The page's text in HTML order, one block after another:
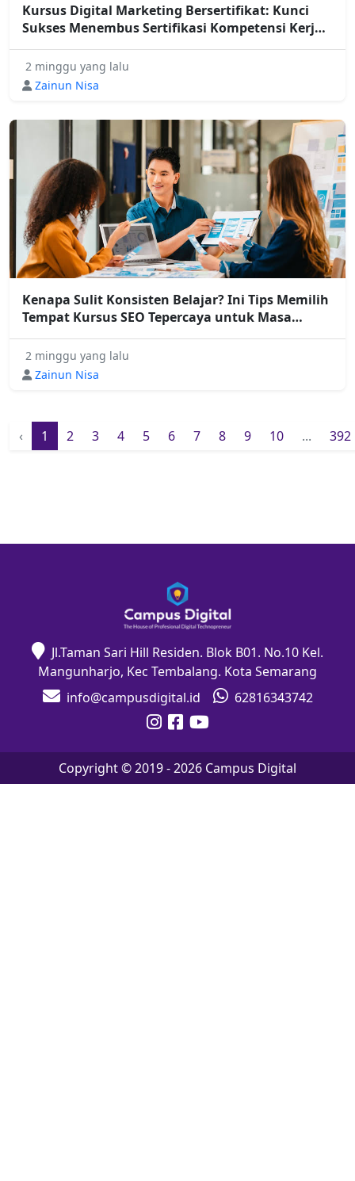
Kursus Digital Marketing Bersertifikat: Kunci
Sukses Menembus Sertifikasi Kompetensi Kerja
Digital 2026
2 minggu yang lalu
Zainun Nisa
Kenapa Sulit Konsisten Belajar? Ini Tips Memilih
Tempat Kursus SEO Tepercaya untuk Masa
Depanmu
2 minggu yang lalu
Zainun Nisa
‹ 1 2 3 4 5 6 7 8 9 10 ... 392
Jl.Taman Sari Hill Residen. Blok B01. No.10 Kel.
Mangunharjo, Kec Tembalang. Kota Semarang
info@campusdigital.id
62816343742
Copyright © 2019 -2026 Campus Digital